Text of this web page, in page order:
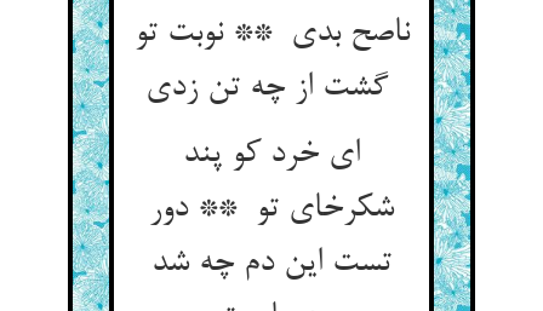
ناصح بدی ** نوبت تو
گشت از چه تن زدی
ای خرد کو پند
شکرخای تو ** دور
تست این دم چه شد